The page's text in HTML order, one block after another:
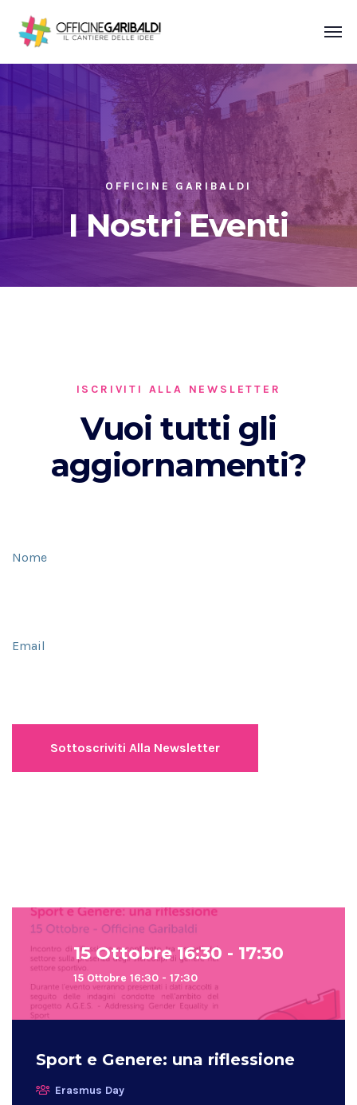
OFFICINE GARIBALDI
I Nostri Eventi
ISCRIVITI ALLA NEWSLETTER
Vuoi tutti gli
aggiornamenti?
Nome
Email
15 Ottobre 16:30 - 17:30
15 Ottobre 16:30 - 17:30
Sport e Genere: una riflessione
Erasmus Day